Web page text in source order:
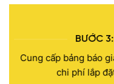
BƯỚC
Cung cấp bảng báo
chi phí lắp